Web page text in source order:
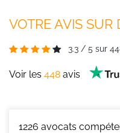
VOTRE AVIS SUR
3.3 / 5 sur
Voir les 448 avis
1226 avocats